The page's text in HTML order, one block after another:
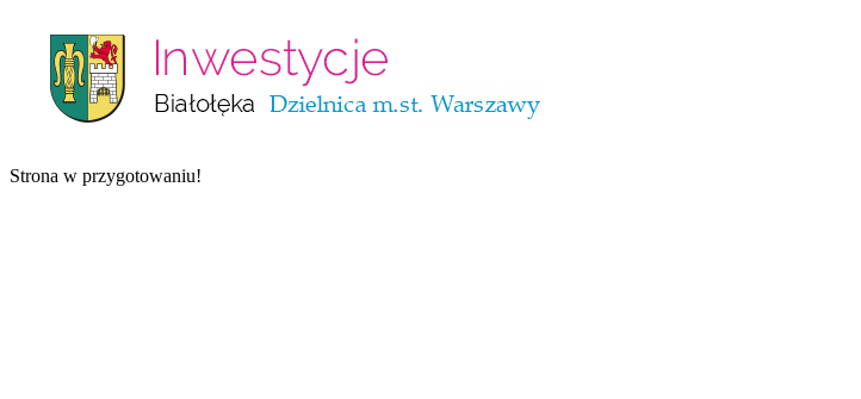
Strona w przygotowaniu!